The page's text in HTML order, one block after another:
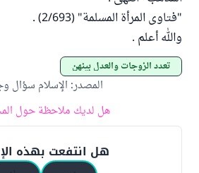
"فتاوى المرأة المسلمة" (2/693) .
والله أعلم .
تعدد الزوجات والعدل بينهن
المصدر: الإسلام سؤال
هل لديك ملاحظة حول
هل انتفعت بهذه